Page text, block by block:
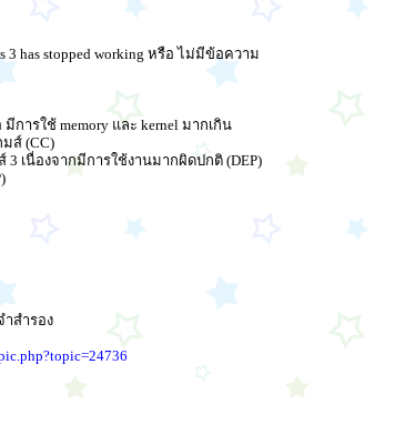
has stopped working หรือ ไม่มีข้อความ
ารใช้ memory และ kernel มากเกิน
ส์ (CC)
3 เนื่องจากมีการใช้งานมากผิดปกติ (DEP)
ำสำรอง